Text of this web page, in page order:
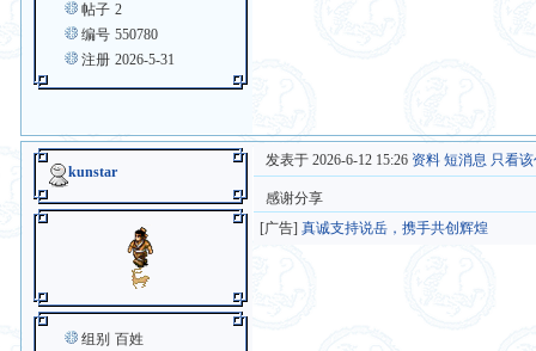
帖子 2
编号 550780
注册 2026-5-31
kunstar
组别 百姓
发表于 2026-6-12 15:26 资料 短消息 只看
感谢分享
[广告]真诚支持说岳，携手共创辉煌